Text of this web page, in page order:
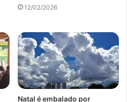
12/02/2026
Natal é embalado por